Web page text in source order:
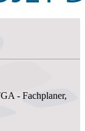
- Fachplaner,